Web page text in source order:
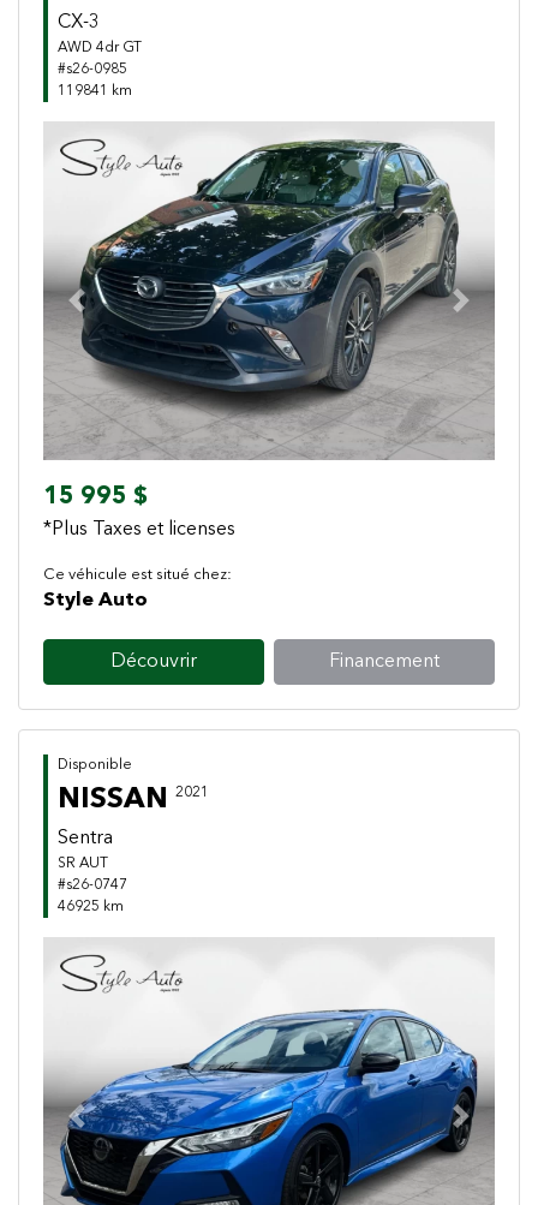
CX-3
AWD 4dr GT
#s26-0985
119841 km
Previous Next
15 995 $
*Plus Taxes et licenses
Ce véhicule est situé chez:
Style Auto
Découvrir Financement
Disponible
NISSAN 2021
Sentra
SR AUT
#s26-0747
46925 km
Previous Next